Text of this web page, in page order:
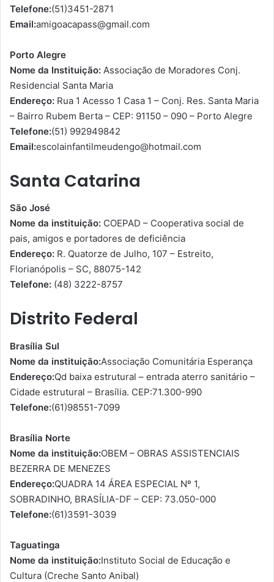
Telefone:(51)3451-2871
Email:amigoacapass@gmail.com
Porto Alegre
Nome da Instituição: Associação de Moradores Conj.
Residencial Santa Maria
Endereço: Rua 1 Acesso 1 Casa 1 – Conj. Res. Santa Maria
– Bairro Rubem Berta – CEP: 91150 – 090 – Porto Alegre
Telefone:(51) 992949842
Email:escolainfantilmeudengo@hotmail.com
Santa Catarina
São José
Nome da instituição: COEPAD – Cooperativa social de
pais, amigos e portadores de deficiência
Endereço: R. Quatorze de Julho, 107 – Estreito,
Florianópolis – SC, 88075-142
Telefone: (48) 3222-8757
Distrito Federal
Brasília Sul
Nome da instituição:Associação Comunitária Esperança
Endereço:Qd baixa estrutural – entrada aterro sanitário –
Cidade estrutural – Brasília. CEP:71.300-990
Telefone:(61)98551-7099
Brasília Norte
Nome da instituição:OBEM – OBRAS ASSISTENCIAIS
BEZERRA DE MENEZES
Endereço:QUADRA 14 ÁREA ESPECIAL Nº 1,
SOBRADINHO, BRASÍLIA-DF – CEP: 73.050-000
Telefone:(61)3591-3039
Taguatinga
Nome da instituição:Instituto Social de Educação e
Cultura (Creche Santo Anibal)